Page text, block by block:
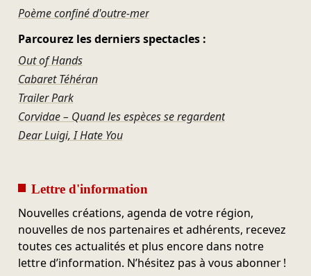
Poème confiné d'outre-mer
Parcourez les derniers spectacles :
Out of Hands
Cabaret Téhéran
Trailer Park
Corvidae – Quand les espèces se regardent
Dear Luigi, I Hate You
Lettre d'information
Nouvelles créations, agenda de votre région,
nouvelles de nos partenaires et adhérents, recevez
toutes ces actualités et plus encore dans notre
lettre d’information. N’hésitez pas à vous abonner !